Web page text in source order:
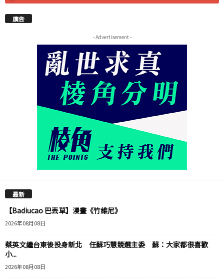
廣告
- Advertisement -
最新
【Badiucao 巴丟草】漫畫《竹維尼》
2026年08月08日
蔡英文繼台東後投身新北 任蘇巧慧競選主委 蘇：大家都很喜歡
小...
2026年08月08日